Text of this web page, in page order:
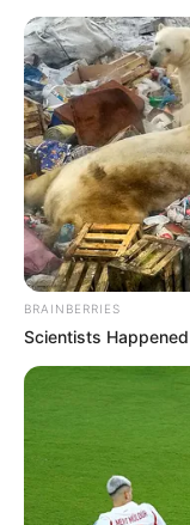
Das Wissen, das
bei der Tier- und
Charles Darwin
mussten die
lernen.
Quermania folgen:
Suchen:
BRAINBERRIES
Scientists